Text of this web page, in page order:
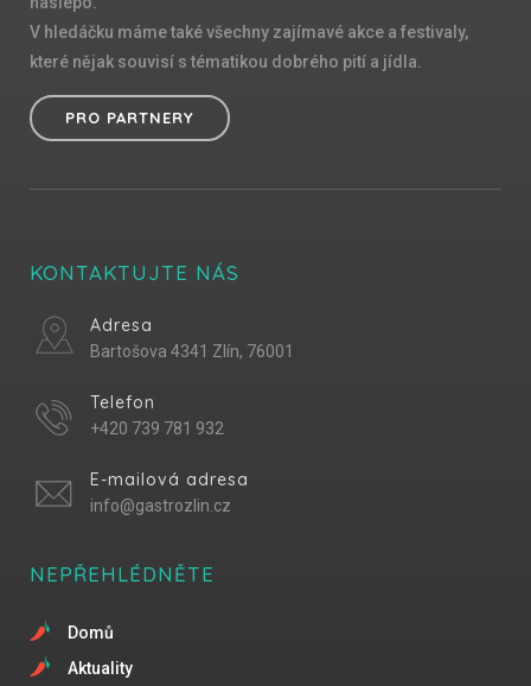
V hledáčku máme také všechny zajímavé akce a festivaly,
které nějak souvisí s tématikou dobrého pití a jídla.
PRO PARTNERY
KONTAKTUJTE NÁS
Adresa
Bartošova 4341 Zlín, 76001
Telefon
+420 739 781 932
E-mailová adresa
info@gastrozlin.cz
NEPŘEHLÉDNĚTE
Domů
Aktuality